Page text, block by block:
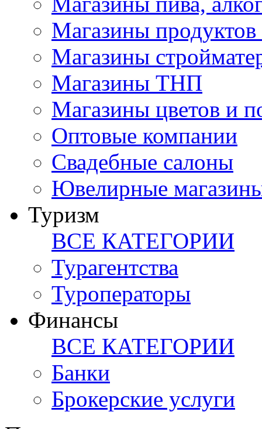
Магазины продуктов
Магазины
Магазины ТНП
Магазины цветов и
Оптовые компании
Свадебные салоны
Ювелирные
Туризм
ВСЕ КАТЕГОРИИ
Турагентства
Туроператоры
Финансы
ВСЕ КАТЕГОРИИ
Банки
Брокерские услуги